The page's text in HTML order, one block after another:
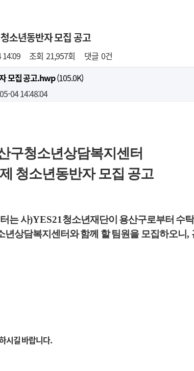
소년동반자 모집 공고
조회 21,957회 댓글 0건
모집 공고.hwp(105.0K)
04 14:48:04
구청소년상담복지센터
청소년동반자 모집 공고
는 사)YES21청소년재단이 용산구로부터 수
년상담복지센터와함께 할 팀원을 모집하오니,
시길 바랍니다.